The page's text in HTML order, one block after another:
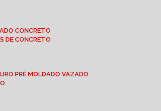
CONCRETO
DE CONCRETO
MURO PRÉ MOLDADO VAZADO